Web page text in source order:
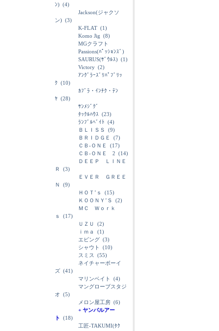
ﾝ) (4)
Jackson(ジャクソ
ン) (3)
K-FLAT (1)
Komo Jig (8)
MGクラフト
Passions(ﾊﾟｯｼｮﾝｽﾞ)
SAURUS(ｻﾞｳﾙｽ) (1)
Victory (2)
ｱﾝｸﾞﾗｰｽﾞﾘﾊﾟﾌﾞﾘｯ
ｸ (10)
ｶﾌﾞﾗ・ｲﾝﾁｸ・ﾃﾝ
ﾔ (28)
ｻﾝﾒｼﾞｸﾞ
ﾀｯｸﾙﾊｳｽ (23)
ﾗﾝﾌﾞﾙﾍﾞｲﾄ (4)
ＢＬＩＳＳ
(9)
ＢＲＩＤＧＥ
(7)
ＣＢ-ＯＮＥ
(17)
ＣＢ-ＯＮＥ 2 (14)
ＤＥＥＰ ＬＩＮＥ
Ｒ
(3)
ＥＶＥＲ ＧＲＥＥ
Ｎ
(9)
ＨＯＴ’ｓ
(15)
ＫＯＯＮＹ’Ｓ
(2)
ＭＣ Ｗｏｒｋ
ｓ
(17)
ＵＺＵ
(2)
ｉｍａ
(1)
エビング (3)
シャウト
(10)
スミス
(55)
ネイチャーボーイ
ズ (41)
マリンベイト
(4)
マングローブスタジ
オ (5)
メロン屋工房 (6)
+ ヤンバルアー
ト
(18)
工匠-TAKUMI(ﾀｸ